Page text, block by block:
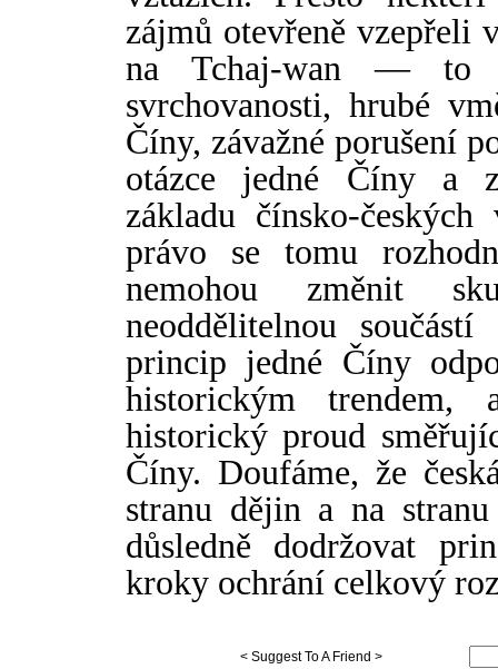
zájmů otevřeně vzepřeli
na Tchaj-wan — to
svrchovanosti, hrubé
Číny, závažné porušení
otázce jedné Číny a
základu čínsko-českých
právo se tomu
nemohou změnit
neoddělitelnou součástí
princip jedné Číny
historickým
historický proud
Číny. Doufáme, že
stranu dějin a na stranu
důsledně dodržovat
kroky ochrání celkový
< Suggest To A Friend >